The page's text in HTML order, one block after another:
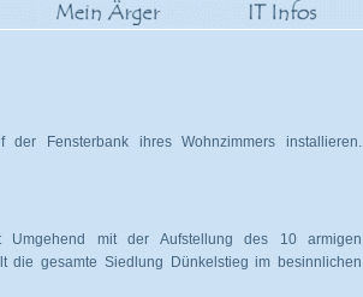
Fensterbank ihres Wohnzimmers installieren.
Umgehend mit der Aufstellung des 10 armigen
die gesamte Siedlung Dünkelstieg im besinnlichen